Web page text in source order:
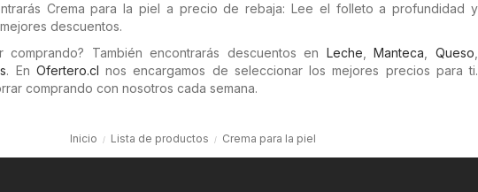
Crema para la piel a precio de rebaja: Lee el folleto a profundidad y
descuentos.
comprando? También encontrarás descuentos en Leche ,Manteca ,Queso
. En Ofertero.cl nos encargamos de seleccionar los mejores precios para ti.
comprando con nosotros cada semana.
Inicio Lista de productos Crema para la piel